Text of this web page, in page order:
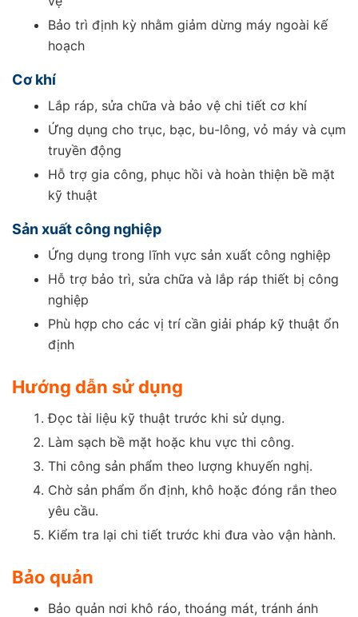
Bảo trì định kỳ nhằm giảm dừng máy ngoài kế
hoạch
Cơ khí
Lắp ráp, sửa chữa và bảo vệ chi tiết cơ khí
Ứng dụng cho trục, bạc, bu-lông, vỏ máy và cụm
truyền động
Hỗ trợ gia công, phục hồi và hoàn thiện bề mặt
kỹ thuật
Sản xuất công nghiệp
Ứng dụng trong lĩnh vực sản xuất công nghiệp
Hỗ trợ bảo trì, sửa chữa và lắp ráp thiết bị công
nghiệp
Phù hợp cho các vị trí cần giải pháp kỹ thuật ổn
định
Hướng dẫn sử dụng
Đọc tài liệu kỹ thuật trước khi sử dụng.
Làm sạch bề mặt hoặc khu vực thi công.
Thi công sản phẩm theo lượng khuyến nghị.
Chờ sản phẩm ổn định, khô hoặc đóng rắn theo
yêu cầu.
Kiểm tra lại chi tiết trước khi đưa vào vận hành.
Bảo quản
Bảo quản nơi khô ráo, thoáng mát, tránh ánh